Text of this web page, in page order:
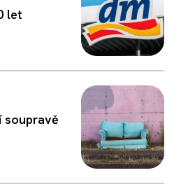
let
soupravě